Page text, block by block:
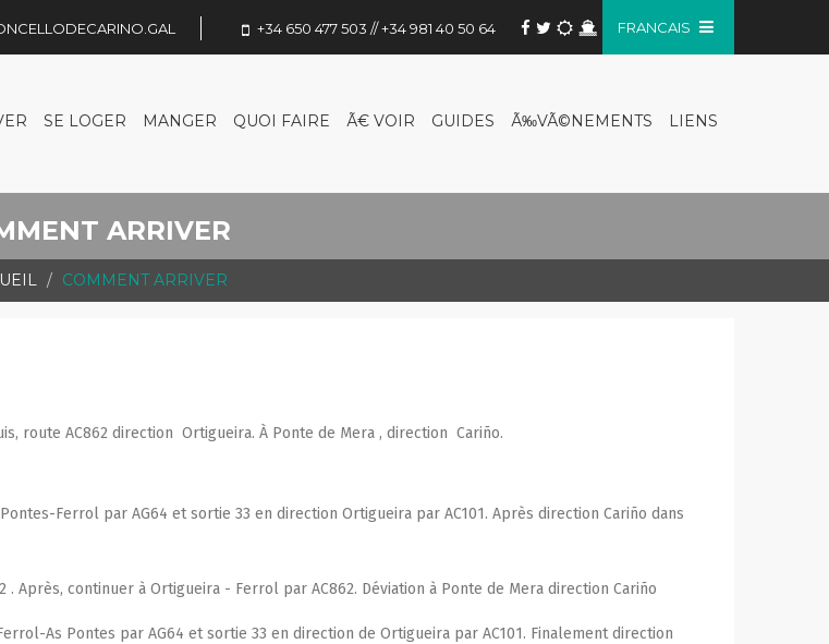
FRANCAIS
+34 650 477 503 // +34 981 40 50 64
SE LOGER MANGER QUOI FAIRE Ã€ VOIR GUIDES Ã‰VÃ©NEMENTS LIENS
ARRIVER
COMMENT ARRIVER
route AC862 direction Ortigueira. À Ponte de Mera , direction Cariño.
Ferrol par AG64 et sortie 33 en direction Ortigueira par AC101. Après direction Cariño dans
Après, continuer à Ortigueira - Ferrol par AC862. Déviation à Ponte de Mera direction Cariño
As Pontes par AG64 et sortie 33 en direction de Ortigueira par AC101. Finalement direction